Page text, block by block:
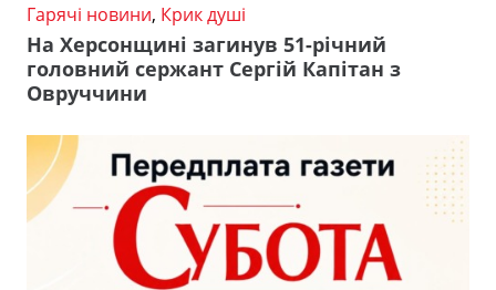
Гарячі новини, Крик душі
На Херсонщині загинув 51-річний
головний сержант Сергій Капітан з
Овруччини